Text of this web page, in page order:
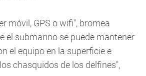
móvil, GPS o wifi", bromea
el submarino se puede mantener
el equipo en la superficie e
chasquidos de los delfines",